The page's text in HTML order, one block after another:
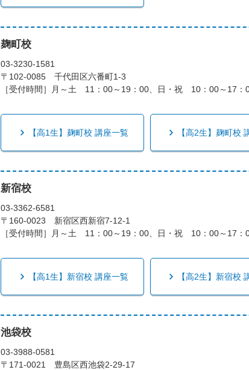
麹町校
03-3230-1581
〒102-0085 千代田区六番町1-3
［受付時間］月～土 11：00～19：00、日・祝 10：00～17：
【高1生】麹町校 講座一覧 【高2生】麹町校
新宿校
03-3362-6581
〒160-0023 新宿区西新宿7-12-1
［受付時間］月～土 11：00～19：00、日・祝 10：00～17：
【高1生】新宿校 講座一覧 【高2生】新宿校
池袋校
03-3988-0581
〒171-0021 豊島区西池袋2-29-17